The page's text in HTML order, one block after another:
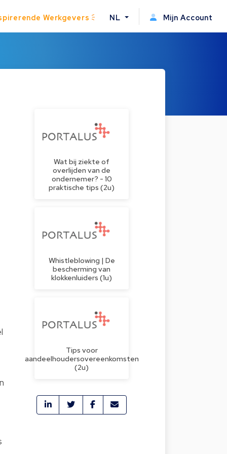
Werkgevers NL Mijn Account
Wat bij ziekte of
overlijden van de
ondernemer? - 10
praktische tips (2u)
Whistleblowing | De
bescherming van
klokkenluiders (1u)
Tips voor
aandeelhoudersovereenkomsten
(2u)